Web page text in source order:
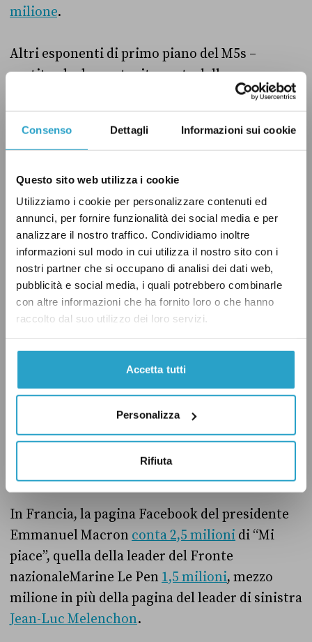
Consenso Dettagli Informazioni sui cookie
Questo sito web utilizza i cookie
Utilizziamo i cookie per personalizzare contenuti ed
annunci, per fornire funzionalità dei social media e per
analizzare il nostro traffico. Condividiamo inoltre
informazioni sul modo in cui utilizza il nostro sito con i
nostri partner che si occupano di analisi dei dati web,
pubblicità e social media, i quali potrebbero combinarle
con altre informazioni che ha fornito loro o che hanno
raccolto dal suo utilizzo dei loro servizi.
Accetta tutti
Personalizza
Rifiuta
milione.
Altri esponenti di primo piano del M5s –
partito che ha costruito parte della sua
fortuna con la presenza sui social – registrano
numeri più bassi di Salvini, come il fondatore
Beppe Grillo (quasi2 milioni) e l’ex deputato
presidente del Consiglio Giuseppe Conte, al 13
gennaio 2020, ha poco più diun milione di “Mi
piace”, un quarto di quelli che ha l’ex ministro
dell’Interno.
Salvini primeggia se si allarga l’analisi anche
agli altri politici di primo piano dei Paesi
europei.
Il nuovo primo ministro del Regno Unito Boris
Johnson (leader dei Conservatori britannici)ha
quasi 850 mila “Mi piace”, un numero superiore
ai 535 mila circa della sua predecessora
In Francia, la pagina Facebook del presidente
Emmanuel Macron conta 2,5 milioni di “Mi
piace”, quella della leader del Fronte
nazionaleMarine Le Pen 1,5 milioni, mezzo
milione in più della pagina del leader di sinistra
Jean-Luc Melenchon.